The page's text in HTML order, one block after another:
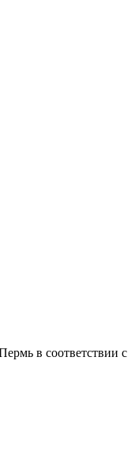
в соответствии с